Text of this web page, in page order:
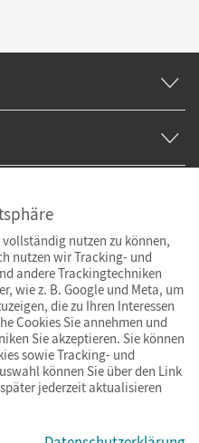
Cookies & Co.
nutzen zu können,
nutzen wir Tracking- und
andere Trackingtechniken
wie z. B. Google und Meta, um
die zu Ihren Interessen
Cookies Sie annehmen und
Sie akzeptieren. Sie können
sowie Tracking- und
können Sie über den Link
später jederzeit aktualisieren